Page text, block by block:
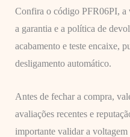
Confira o código PFR06PI, a
a garantia e a política de
acabamento e teste encaixe,
desligamento automático.
Antes de fechar a compra,
avaliações recentes e
importante validar a